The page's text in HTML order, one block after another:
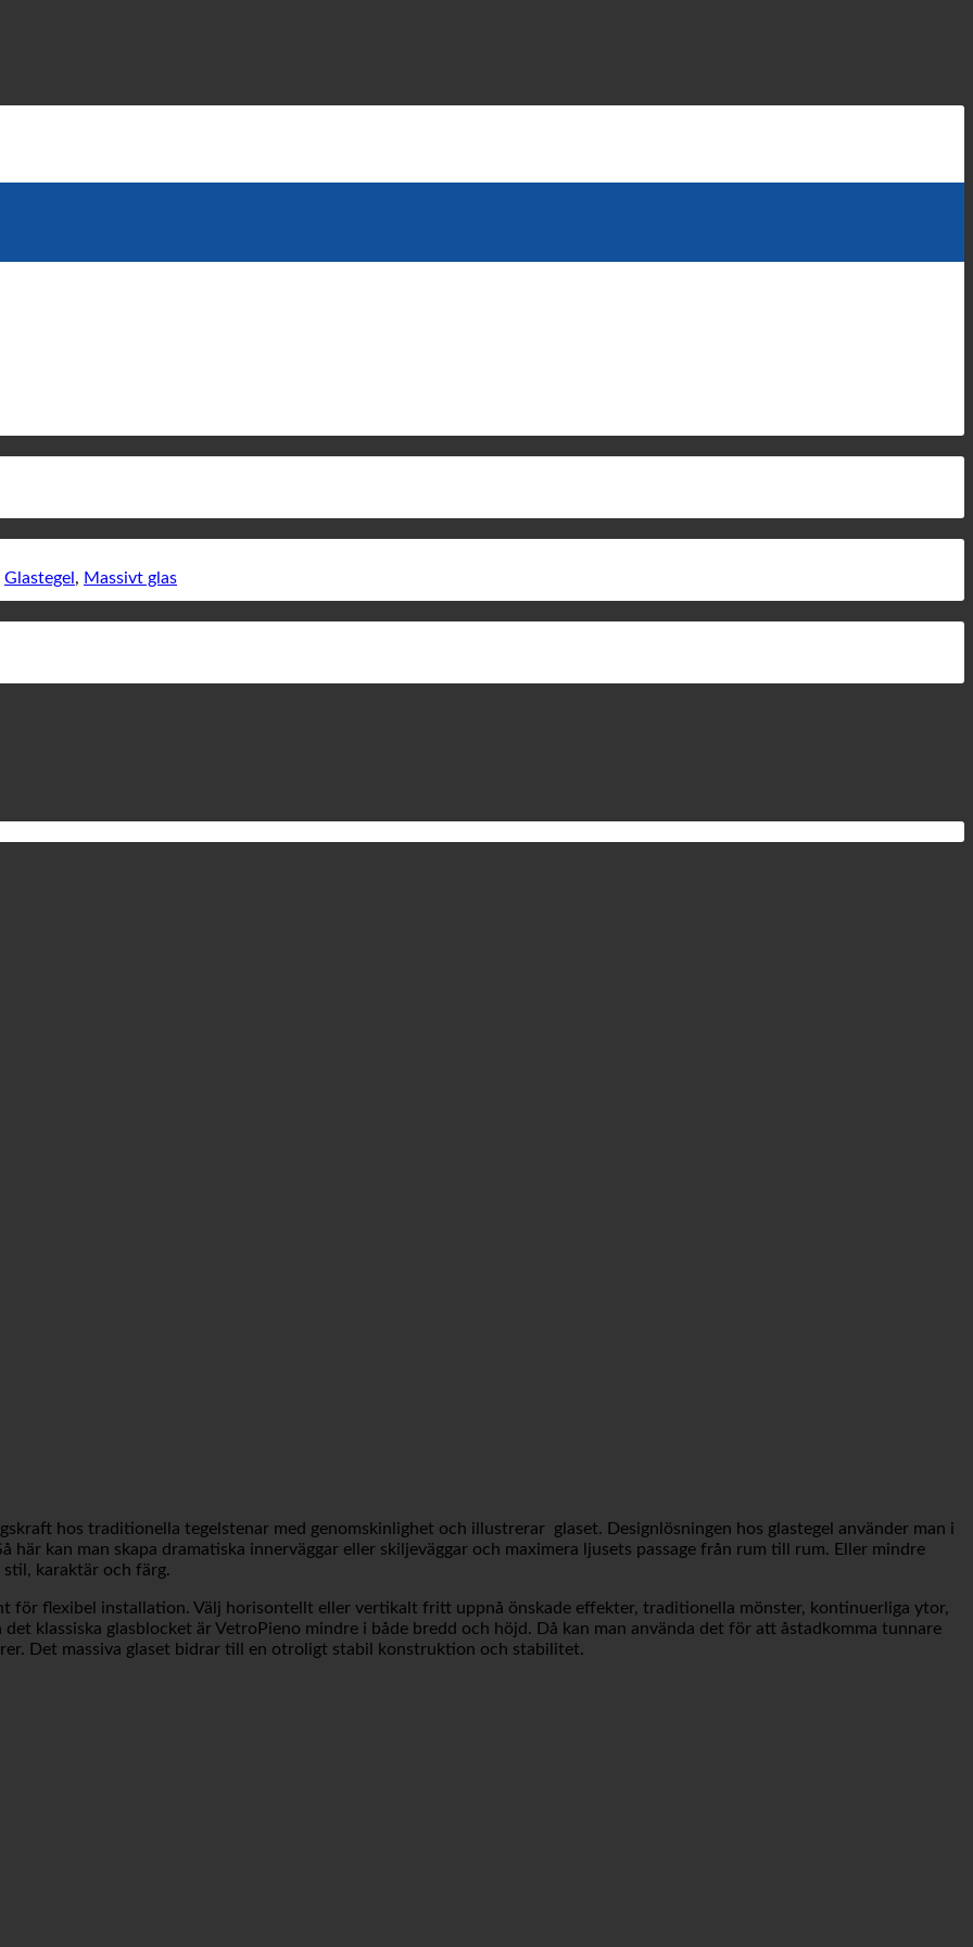
Glastegel , Massivt glas
hos traditionella tegelstenar med genomskinlighet och illustrerar glaset. Designlösningen hos glastegel använder man i
kan man skapa dramatiska innerväggar eller skiljeväggar och maximera ljusets passage från rum till rum. Eller mindre
stil, karaktär och färg.
för flexibel installation. Välj horisontellt eller vertikalt fritt uppnå önskade effekter, traditionella mönster, kontinuerliga ytor,
klassiska glasblocket är VetroPieno mindre i både bredd och höjd. Då kan man använda det för att åstadkomma tunnare
Det massiva glaset bidrar till en otroligt stabil konstruktion och stabilitet.